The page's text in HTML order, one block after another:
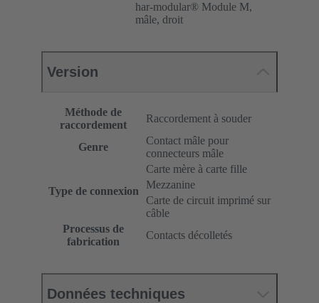
har-modular® Module M,
mâle, droit
Version
Méthode de
raccordement
Raccordement à souder
Genre
Contact mâle pour
connecteurs mâle
Type de connexion
Carte mère à carte fille
Mezzanine
Carte de circuit imprimé sur
câble
Processus de
fabrication
Contacts décolletés
Données techniques